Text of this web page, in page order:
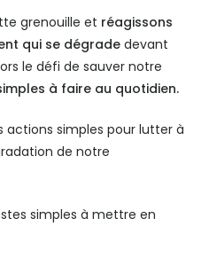
grenouille et réagissons
qui se dégradedevant
le défi de sauver notre
à faire au quotidien.
simples pour lutter à
de notre
simples à mettre en